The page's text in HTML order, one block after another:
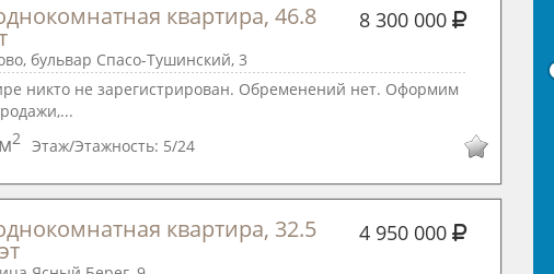
квартира, 46.8 8 300 000
бульвар Спасо-Тушинский, 3
никто не зарегистрирован. Обременений нет. Оформим
2 Этаж/Этажность: 5/24
квартира, 32.5 4 950 000